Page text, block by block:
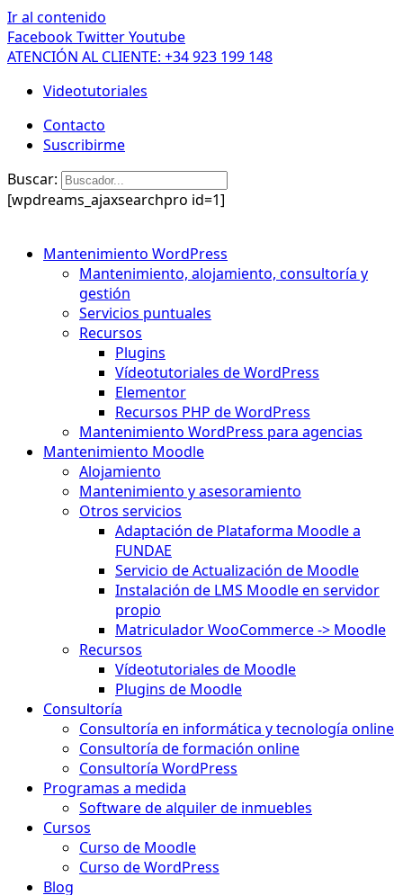
Ir al contenido
FacebookTwitterYoutube
ATENCIÓN AL CLIENTE: +34 923 199 148
Videotutoriales
Contacto
Suscribirme
Buscar:
[wpdreams_ajaxsearchpro id=1]
Mantenimiento WordPress
Mantenimiento, alojamiento, consultoría y
gestión
Servicios puntuales
Recursos
Plugins
Vídeotutoriales de WordPress
Elementor
Recursos PHP de WordPress
Mantenimiento WordPress para agencias
Mantenimiento Moodle
Alojamiento
Mantenimiento y asesoramiento
Otros servicios
Adaptación de Plataforma Moodle a
FUNDAE
Servicio de Actualización de Moodle
Instalación de LMS Moodle en servidor
propio
Matriculador WooCommerce -> Moodle
Recursos
Vídeotutoriales de Moodle
Plugins de Moodle
Consultoría
Consultoría en informática y tecnología online
Consultoría de formación online
Consultoría WordPress
Programas a medida
Software de alquiler de inmuebles
Cursos
Curso de Moodle
Curso de WordPress
Blog